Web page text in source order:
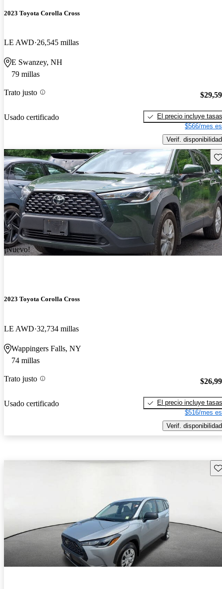
2023 Toyota Corolla Cross
LE AWD 26,545 millas
E Swanzey, NH
79 millas
Trato justo
Usado certificado
El precio incluye tasas
$566/mes
Verif. disponibilidad
¡Nuevo!
2023 Toyota Corolla Cross
LE AWD 32,734 millas
Wappingers Falls, NY
74 millas
Trato justo
Usado certificado
El precio incluye tasas
$516/mes
Verif. disponibilidad